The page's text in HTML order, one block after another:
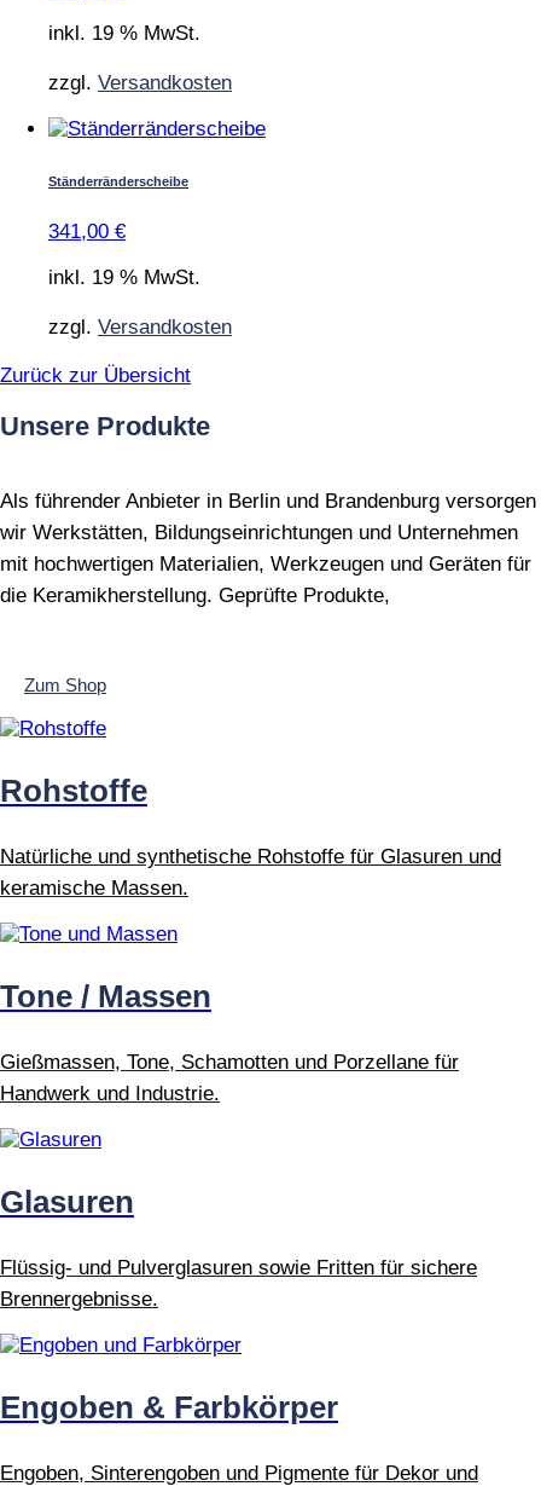
inkl. 19 % MwSt.
zzgl. Versandkosten
Ständerränderscheibe
341,00 €
inkl. 19 % MwSt.
zzgl. Versandkosten
Zurück zur Übersicht
Unsere Produkte
Als führender Anbieter in Berlin und Brandenburg versorgen
wir Werkstätten, Bildungseinrichtungen und Unternehmen
mit hochwertigen Materialien, Werkzeugen und Geräten für
die Keramikherstellung. Geprüfte Produkte,
Zum Shop
Rohstoffe
Natürliche und synthetische Rohstoffe für Glasuren und
keramische Massen.
Tone / Massen
Gießmassen, Tone, Schamotten und Porzellane für
Handwerk und Industrie.
Glasuren
Flüssig- und Pulverglasuren sowie Fritten für sichere
Brennergebnisse.
Engoben & Farbkörper
Engoben, Sinterengoben und Pigmente für Dekor und